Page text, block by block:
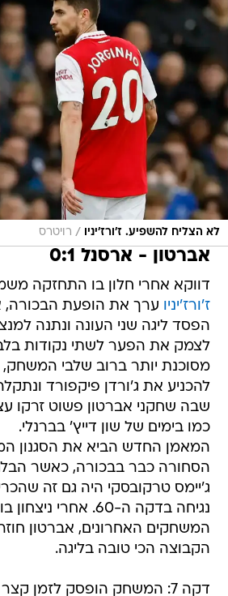
לא הצליח להשפיע. ז'ורז'יניו / רויטרס
אברטון - ארסנל 0:1
דווקא אחרי חלון בו התחזקה
ז'ורז'יניו ערך את הופעת
הפסד ליגה שני העונה ונתנה
לצמק את הפער לשתי נקודות
מסוכנת יותר ברוב שלבי
להכניע את ג'ורדן פיקפורד
שבה שחקני אברטון פשוט זרקו
כמו בימים של שון דייץ' בברנלי.
המאמן החדש הביא את הסגנון
הסחורה כבר בבכורה, כאשר
ג'יימס טרקובסקי היה גם זה
המשחקים האחרונים, אברטון
הקבוצה הכי טובה בליגה.
דקה 7: המשחק הופסק לזמן